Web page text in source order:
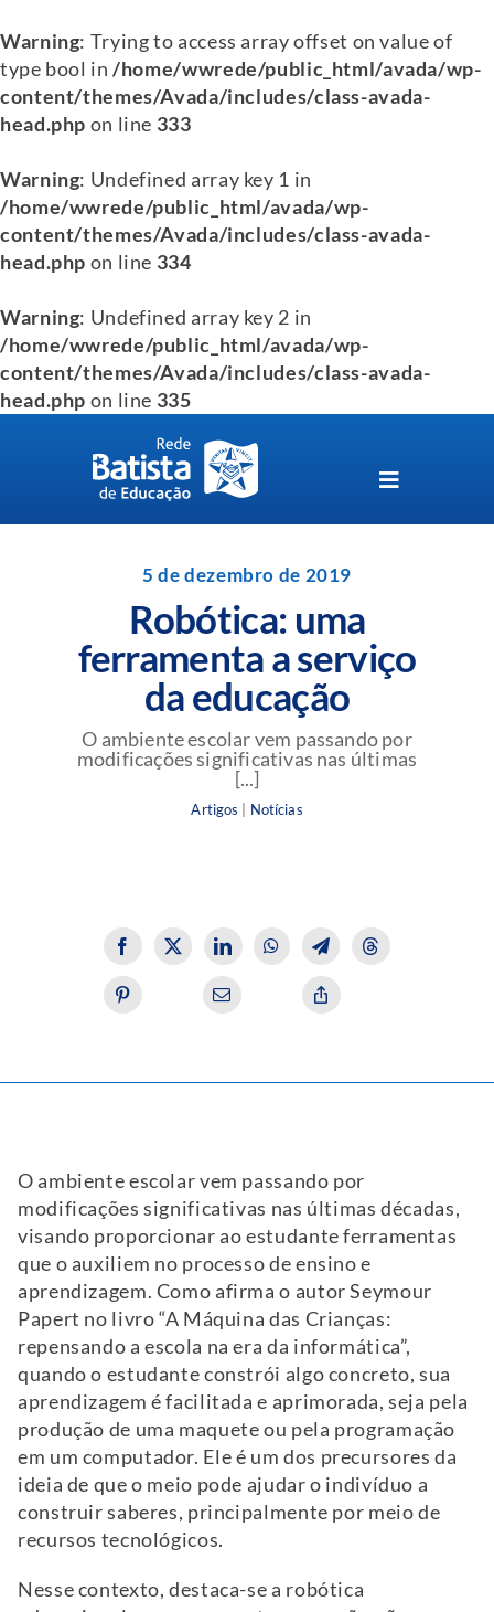
Warning: Trying to access array offset on value of
type bool in/home/wwrede/public_html/avada/wp-
content/themes/Avada/includes/class-avada-
head.php on line 333
Warning: Undefined array key 1 in
/home/wwrede/public_html/avada/wp-
content/themes/Avada/includes/class-avada-
head.php on line 334
Warning: Undefined array key 2 in
/home/wwrede/public_html/avada/wp-
content/themes/Avada/includes/class-avada-
head.php on line 335
Toggle
Navigation
Perguntas Frequentes
Blog da Rede Batista
5 de dezembro de 2019
Robótica: uma
ferramenta a serviço
da educação
O ambiente escolar vem passando por
modificações significativas nas últimas
[...]
Artigos Notícias
O ambiente escolar vem passando por
modificações significativas nas últimas décadas,
visando proporcionar ao estudante ferramentas
que o auxiliem no processo de ensino e
aprendizagem. Como afirma o autor Seymour
Papert no livro “A Máquina das Crianças:
repensando a escola na era da informática”,
quando o estudante constrói algo concreto, sua
aprendizagem é facilitada e aprimorada, seja pela
produção de uma maquete ou pela programação
em um computador. Ele é um dos precursores da
ideia de que o meio pode ajudar o indivíduo a
construir saberes, principalmente por meio de
recursos tecnológicos.
Nesse contexto, destaca-se a robótica